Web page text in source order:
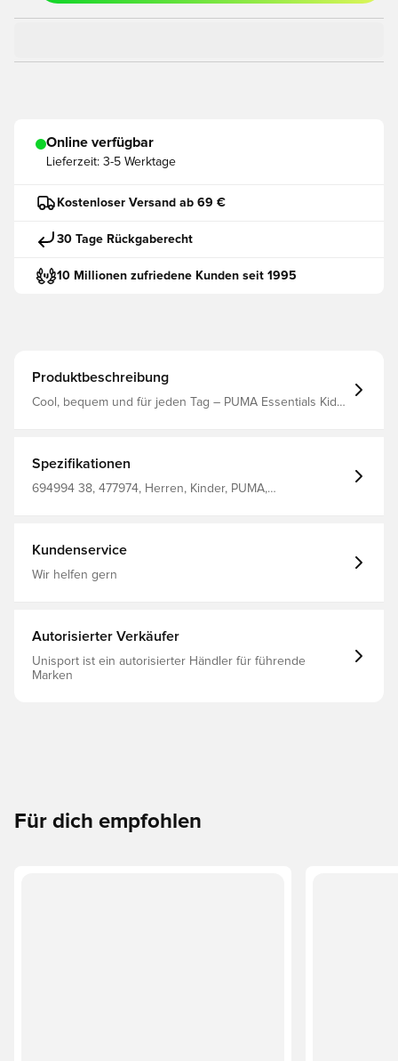
Online verfügbar
Lieferzeit: 3-5 Werktage
Kostenloser Versand ab 69 €
30 Tage Rückgaberecht
10 Millionen zufriedene Kunden seit 1995
Produktbeschreibung
Cool, bequem und für jeden Tag – PUMA Essentials Kids
Kinder. Entworfen für: Alltagsbekleidung Passform:
Regulär Länge: Regulär Hauptmaterial: Fleece
Verschluss: Durchgehender Reißverschluss Lange Ärmel
Spezifikationen
694994 38, 477974, Herren, Kinder, PUMA,
Kundenservice
Wir helfen gern
Autorisierter Verkäufer
Unisport ist ein autorisierter Händler für führende
Marken
Für dich empfohlen